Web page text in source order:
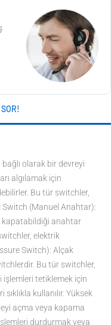
olarak bir devreyi
algılamak için
Bu tür switchler,
Switch (Manuel Anahtar):
kapatabildiği anahtar
elektrik
Switch): Alçak
Bu tür switchler,
işlemleri tetiklemek için
kullanılır. Yüksek
açma veya kapama
durdurmak veya